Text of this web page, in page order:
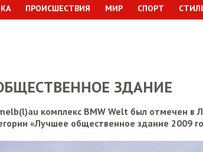
ПРОИСШЕСТВИЯ МИР СПОРТ
ЗДАНИЕ
комплекс BMW Welt был отмечен в
«Лучшее общественное здание 2009